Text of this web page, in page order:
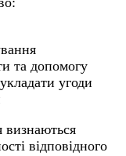
та допомогу
угоди
визнаються
відповідного